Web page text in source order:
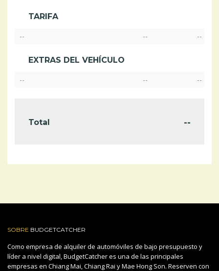
TARIFA
-- -- --
EXTRAS DEL VEHÍCULO
-- -- --
Total --
SOBRE BUDGETCATCHER
Como empresa de alquiler de automóviles de bajo presupuesto y
líder a nivel digital, BudgetCatcher es una de las principales
empresas en Chiang Mai, Chiang Rai y Mae Hong Son. Reserven con